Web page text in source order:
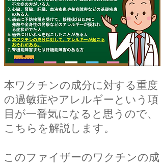
​本ワクチンの成分に対する重度
の過敏症やアレルギーという項
目が一番気になると思うので、
こちらを解説します。
​このファイザーのワクチンの成